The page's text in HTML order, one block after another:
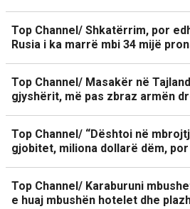
Top Channel/ Shkatërrim, por
Rusia i ka marrë mbi 34 mijë
Top Channel/ Masakër në
gjyshërit, më pas zbraz armën
Top Channel/ “Dështoi në
gjobitet, miliona dollarë dëm,
Top Channel/ Karaburuni
e huaj mbushën hotelet dhe